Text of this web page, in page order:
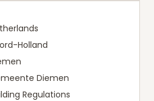
Holland
Diemen
Regulations